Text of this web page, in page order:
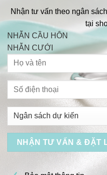
Nhận tư vấn theo ngân
tại
NHẪN CẦU HÔN
NHẪN CƯỚI